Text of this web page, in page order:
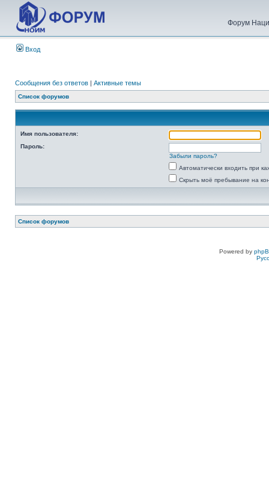
Форум
Вход
Сообщения без ответов | Активные темы
Список форумов
Имя пользователя:
Пароль:
Забыли пароль?
Автоматически входить при
Скрыть моё пребывание на
Список форумов
Powered by